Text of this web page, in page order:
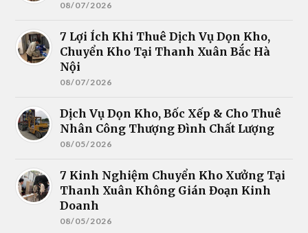
08/07/2026
7 Lợi Ích Khi Thuê Dịch Vụ Dọn Kho,
Chuyển Kho Tại Thanh Xuân Bắc Hà
Nội
08/07/2026
Dịch Vụ Dọn Kho, Bốc Xếp & Cho Thuê
Nhân Công Thượng Đình Chất Lượng
08/05/2026
7 Kinh Nghiệm Chuyển Kho Xưởng Tại
Thanh Xuân Không Gián Đoạn Kinh
Doanh
08/05/2026